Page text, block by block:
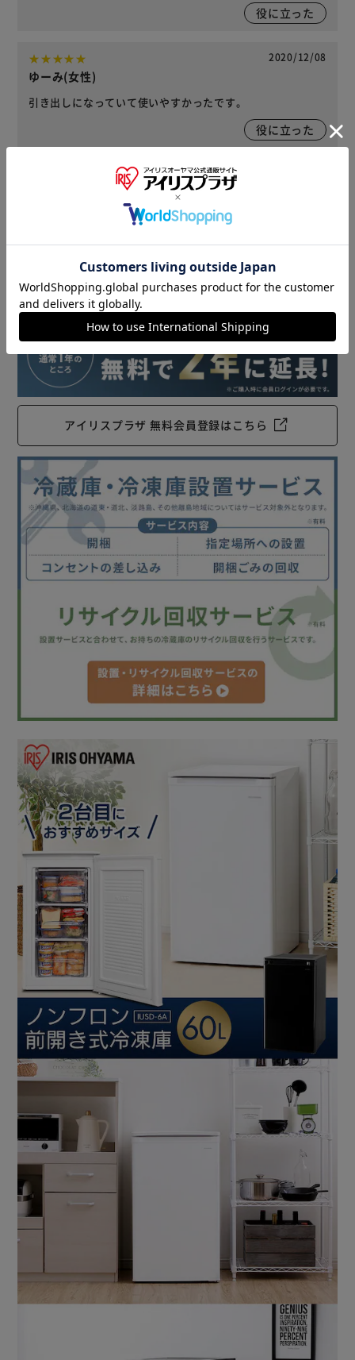
役に立った
2020/12/08
ゆーみ(女性)
引き出しになっていて使いやすかったです。
役に立った
レビューをもっと見る
商品情報
アイリスプラザ 無料会員登録はこちら